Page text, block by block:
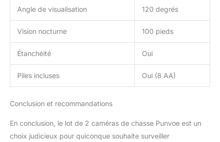
quel angle. Les
instructions détaillées et
complètes vous
permettent de
commencer rapidement
avec cette caméra de jeu.
Étanchéité IP66 : Punvoe
est conçu pour résister
extrêmes, grâce au
intégré du corps de
l'appareil photo et à
Angle de visualisation 120 degrés
Vision nocturne 100 pieds
Étanchéité Oui
Piles incluses Oui (8 AA)
Conclusion et recommandations
En conclusion, le lot de 2 caméras de chasse Punvoe est un
choix judicieux pour quiconque souhaite surveiller